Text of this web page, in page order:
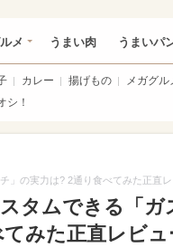
メ うまい肉 うまいパ
カレー 揚げもの メガグル
シ！
」の実力は? 2通り食べてみた正直
タムできる「ガ
みた正直レビ